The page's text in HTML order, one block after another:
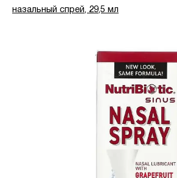
назальный спрей, 29,5 мл